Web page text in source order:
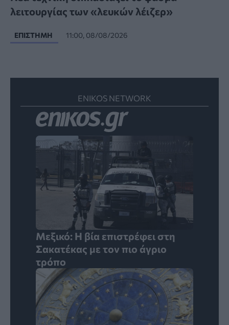
λειτουργίας των «λευκών λέιζερ»
ΕΠΙΣΤΉΜΗ 11:00, 08/08/2026
ENIKOS NETWORK
Μεξικό: Η βία επιστρέφει στη
Σακατέκας με τον πιο άγριο
τρόπο